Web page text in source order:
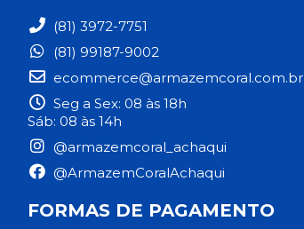
(81) 3972-7751
(81) 99187-9002
ecommerce@armazemcoral.com.br
Seg a Sex: 08 às 18h
Sáb: 08 às 14h
@armazemcoral_achaqui
@ArmazemCoralAchaqui
FORMAS DE PAGAMENTO